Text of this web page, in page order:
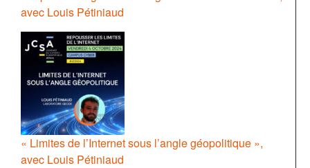
avec Louis Pétiniaud
« Limites de l’Internet sous l’angle géopolitique »,
avec Louis Pétiniaud